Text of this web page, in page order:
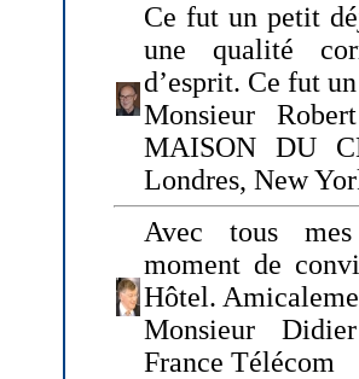
Ce fut un petit
une qualité
d’esprit. Ce fut
Monsieur
MAISON DU
Londres, New
Avec tous
moment de
Hôtel.
Monsieur
France Télécom